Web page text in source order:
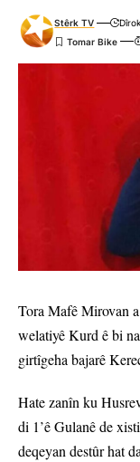
Stêrk TV
Tora Mafê Mirovan
welatiyê Kurd ê bi
girtîgeha bajarê
Hate zanîn ku
di 1’ê Gulanê de
deqeyan destûr hat